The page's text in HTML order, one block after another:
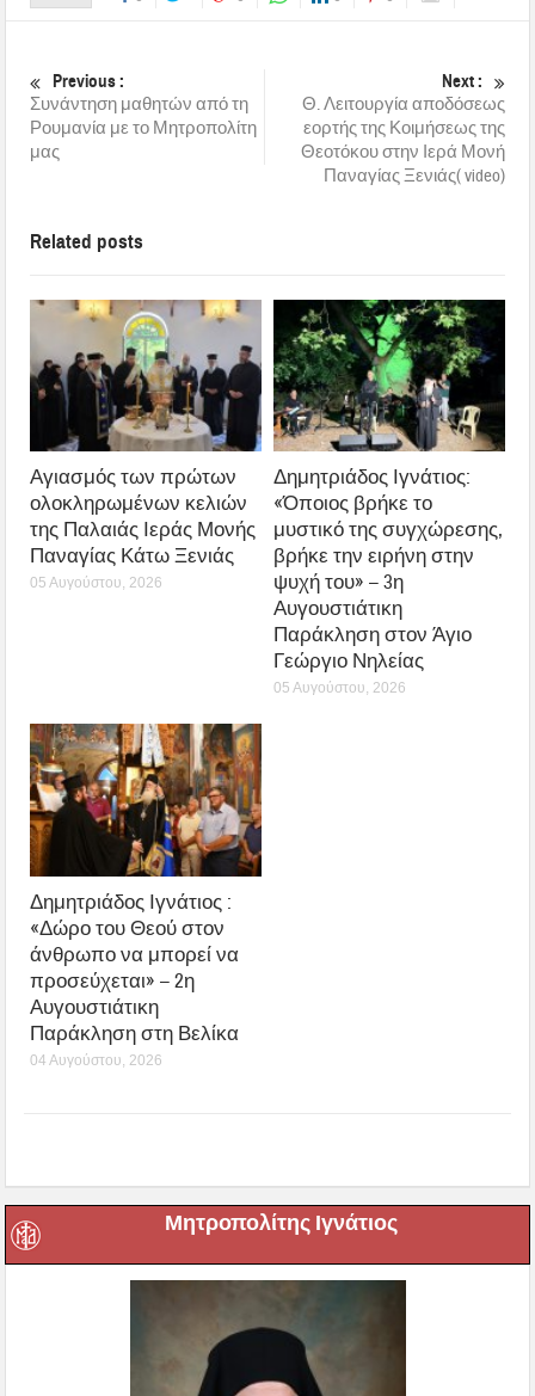
Previous :
Συνάντηση μαθητών από τη
Ρουμανία με το Μητροπολίτη
μας
Next :
Θ. Λειτουργία αποδόσεως
εορτής της Κοιμήσεως της
Θεοτόκου στην Ιερά Μονή
Παναγίας Ξενιάς( video)
Related posts
Αγιασμός των πρώτων
ολοκληρωμένων κελιών
της Παλαιάς Ιεράς Μονής
Παναγίας Κάτω Ξενιάς
05 Αυγούστου, 2026
Δημητριάδος Ιγνάτιος:
«Όποιος βρήκε το
μυστικό της συγχώρεσης,
βρήκε την ειρήνη στην
ψυχή του» – 3η
Αυγουστιάτικη
Παράκληση στον Άγιο
Γεώργιο Νηλείας
05 Αυγούστου, 2026
Δημητριάδος Ιγνάτιος :
«Δώρο του Θεού στον
άνθρωπο να μπορεί να
προσεύχεται» – 2η
Αυγουστιάτικη
Παράκληση στη Βελίκα
04 Αυγούστου, 2026
Μητροπολίτης Ιγνάτιος